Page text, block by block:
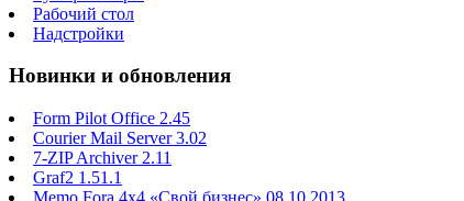
Рабочий стол
Надстройки
Новинки и обновления
Form Pilot Office 2.45
Courier Mail Server 3.02
7-ZIP Archiver 2.11
Graf2 1.51.1
Memo Fora 4x4 «Свой бизнес» 08.10.2013